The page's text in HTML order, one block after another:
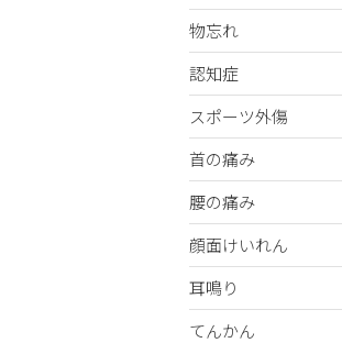
物忘れ
認知症
スポーツ外傷
首の痛み
腰の痛み
顔面けいれん
耳鳴り
てんかん